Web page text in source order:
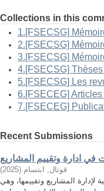
Collections in this
Recent Submissions
ادارة وتقييم المشاريع
قوتال, ابتسام (
2025
)
المشاريع وتقييمها، وهي